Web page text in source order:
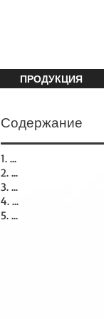
ПРОДУКЦИЯ
Содержание
1. ...
2. ...
3. ...
4. ...
5. ...